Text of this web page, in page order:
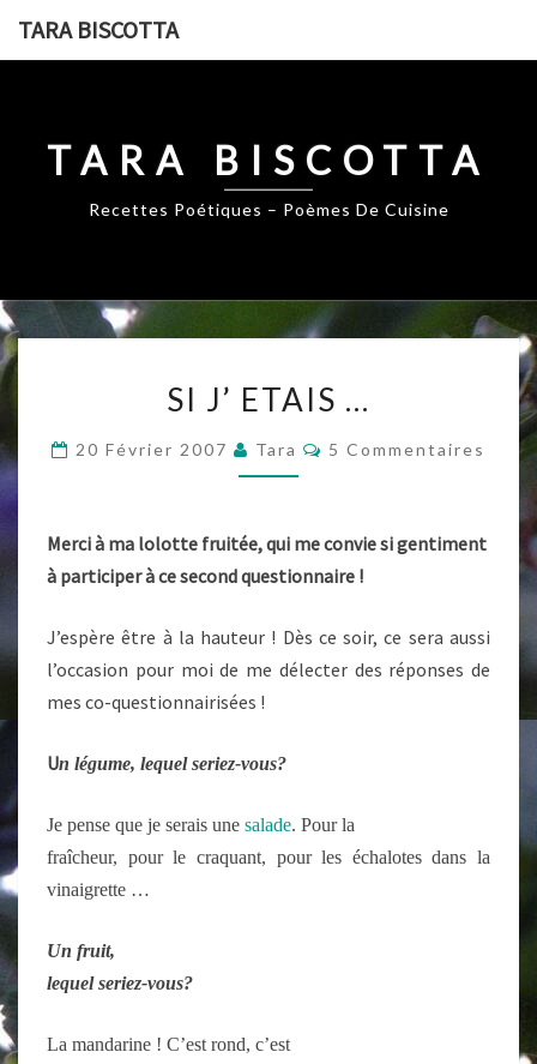
TARA BISCOTTA
TARA BISCOTTA
Recettes Poétiques – Poèmes De Cuisine
J’
…
SI J’ ETAIS …
20 Février 2007 Tara Commentaires
5 Commentaires
Merci à ma lolotte fruitée, qui me convie si gentiment
à participer à ce second questionnaire !
J’espère être à la hauteur ! Dès ce soir, ce sera aussi
l’occasion pour moi de me délecter des réponses de
mes co-questionnairisées !
Un légume, lequel seriez-vous?
Je pense que je serais une salade. Pour la
fraîcheur, pour le craquant, pour les échalotes dans la
vinaigrette …
Un fruit,
lequel seriez-vous?
La mandarine ! C’est rond, c’est